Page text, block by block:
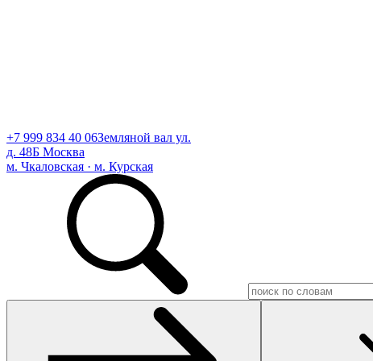
+7 999 834 40 06Земляной вал ул.
д. 48Б Москва
м. Чкаловская · м. Курская